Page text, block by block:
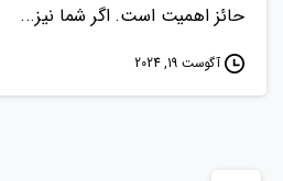
حائز اهمیت است. اگر شما نیز...
آگوست 19, 2024